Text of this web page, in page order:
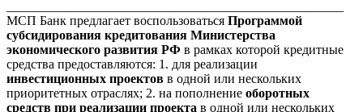
МСП Банк предлагает воспользоваться Программой
субсидирования кредитования Министерства
экономического развития РФ в рамках которой кредитные
средства предоставляются: 1. для реализации
инвестиционных проектов в одной или нескольких
приоритетных отраслях; 2. на пополнение оборотных
средств при реализации проекта в одной или нескольких